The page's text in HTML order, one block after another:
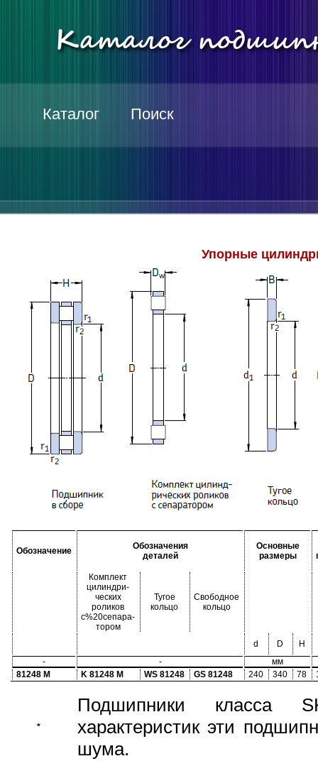
Каталог Поиск
Упорные
Обозначение
Обозначения
деталей
Основные
размеры
Комплект
цилиндри-
ческих
роликов
с%20сепара-
тором
Тугое
кольцо
Свободное
кольцо
d D
H
-
-
мм
81248 M
K 81248 M WS 81248 GS 81248 240 340 78
*
Подшипники класса
характеристик эти
шума.